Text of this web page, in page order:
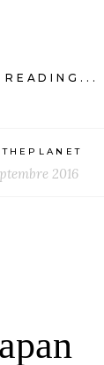
READING...
2016